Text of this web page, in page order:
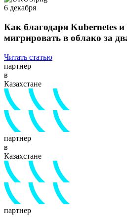
6 декабря
Как благодаря Kubernetes
мигрировать в облако за
Читать статью
партнер
в
Казахстане
партнер
в
Казахстане
партнер